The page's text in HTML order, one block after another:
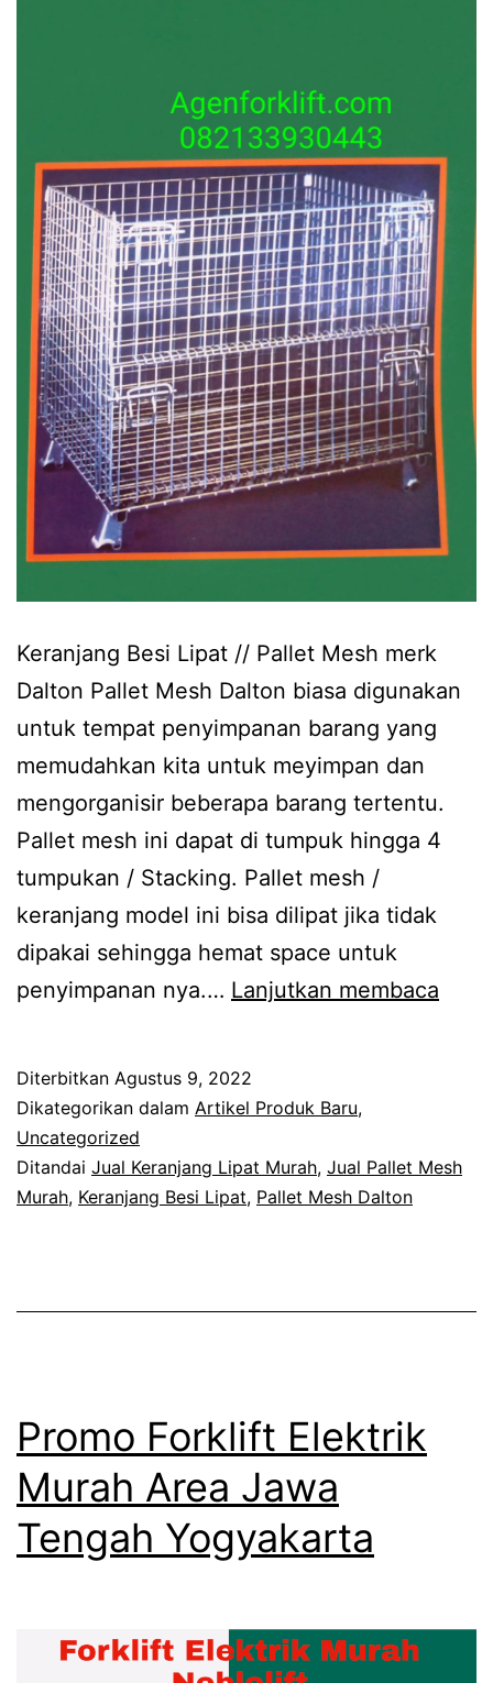
Keranjang Besi Lipat // Pallet Mesh merk
Dalton Pallet Mesh Dalton biasa digunakan
untuk tempat penyimpanan barang yang
memudahkan kita untuk meyimpan dan
mengorganisir beberapa barang tertentu.
Pallet mesh ini dapat di tumpuk hingga 4
tumpukan / Stacking. Pallet mesh /
keranjang model ini bisa dilipat jika tidak
dipakai sehingga hemat space untuk
penyimpanan nya.… Lanjutkan membaca
Diterbitkan Agustus 9, 2022
Dikategorikan dalam Artikel Produk Baru,
Uncategorized
Ditandai Jual Keranjang Lipat Murah, Jual Pallet Mesh
Murah, Keranjang Besi Lipat, Pallet Mesh Dalton
Promo Forklift Elektrik
Murah Area Jawa
Tengah Yogyakarta